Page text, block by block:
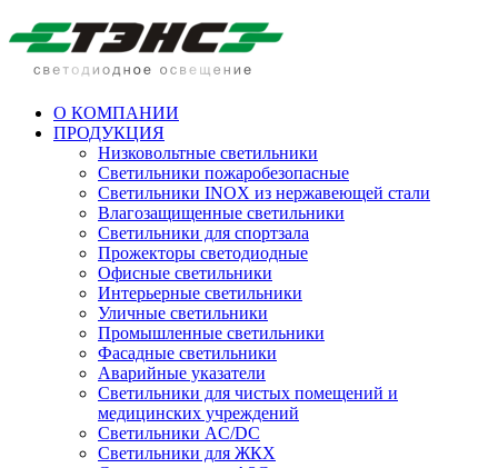
О КОМПАНИИ
ПРОДУКЦИЯ
Низковольтные светильники
Cветильники пожаробезопасные
Светильники INOX из нержавеющей стали
Влагозащищенные светильники
Светильники для спортзала
Прожекторы светодиодные
Офисные светильники
Интерьерные светильники
Уличные светильники
Промышленные светильники
Фасадные светильники
Аварийные указатели
Светильники для чистых помещений и
медицинских учреждений
Светильники AC/DC
Светильники для ЖКХ